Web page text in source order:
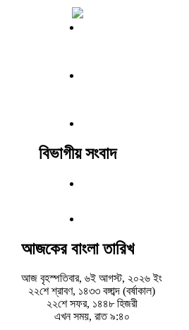
বিভাগীয় সংবাদ
আজকের বাংলা তারিখ
আজ বৃহস্পতিবার, ৬ই আগস্ট, ২০২৬ ইং
২২শে শ্রাবণ, ১৪৩৩ বঙ্গাব্দ (বর্ষাকাল)
২২শে সফর, ১৪৪৮ হিজরী
এখন সময়, রাত ৯:৪০